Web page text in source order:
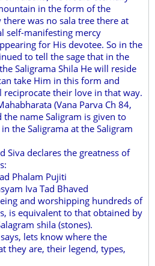
in the form of the
was no sala tree there at
self-manifesting mercy
for His devotee. So in the
to tell the sage that in the
Saligrama Shila He will reside
take Him in this form and
their love in that way.
(Vana Parva Ch 84,
name Saligram is given to
the Saligrama at the Saligram
Siva declares the greatness of
Phalam Pujiti
Iva Tad Bhaved
and worshipping hundreds of
is equivalent to that obtained by
shila (stones).
lets know where the
they are, their legend, types,